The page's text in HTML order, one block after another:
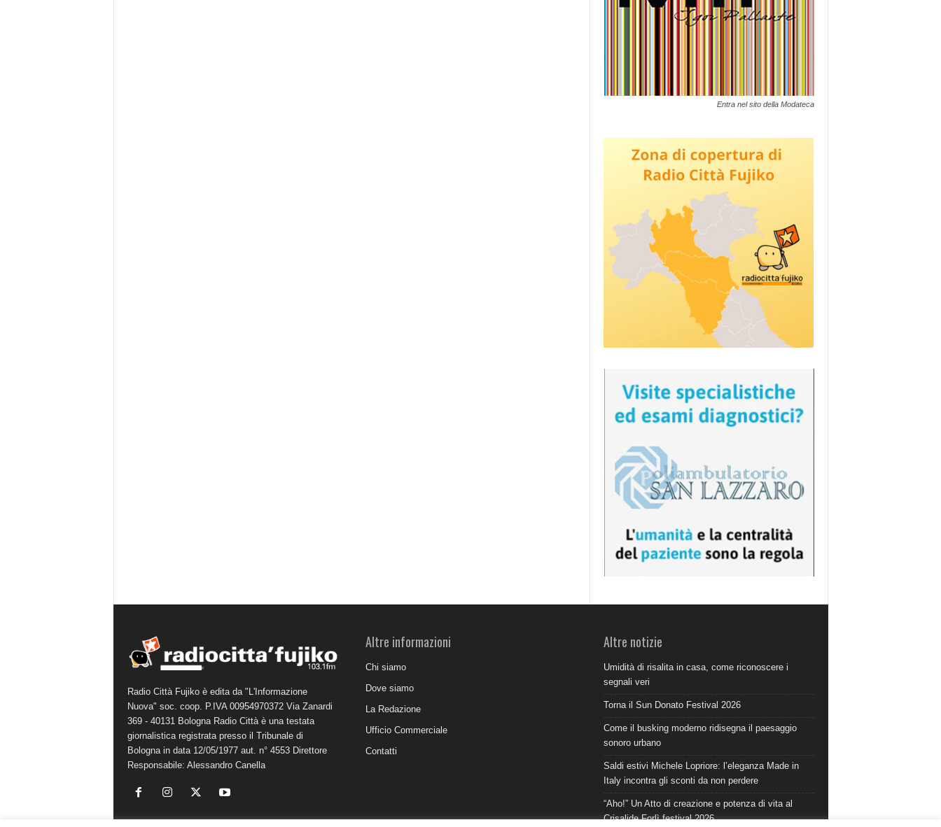
Entra nel sito della Modateca
Radio Città Fujiko è edita da "L'Informazione
Nuova" soc. coop. P.IVA 00954970372 Via Zanardi
369 - 40131 Bologna Radio Città è una testata
giornalistica registrata presso il Tribunale di
Bologna in data 12/05/1977 aut. n° 4553 Direttore
Responsabile: Alessandro Canella
Altre informazioni
Chi siamo
Dove siamo
La Redazione
Ufficio Commerciale
Contatti
Altre notizie
Umidità di risalita in casa, come riconoscere i
segnali veri
Torna il Sun Donato Festival 2026
Come il busking moderno ridisegna il paesaggio
sonoro urbano
Saldi estivi Michele Lopriore: l’eleganza Made in
Italy incontra gli sconti da non perdere
“Aho!” Un Atto di creazione e potenza di vita al
Crisalide Forlì festival 2026